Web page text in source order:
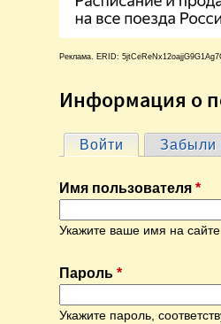
Реклама. ERID:
Информация о
Г
л
в
Войти (активная
Забыли
Имя пользователя*
Укажите ваше имя на
Пароль*
Укажите пароль,